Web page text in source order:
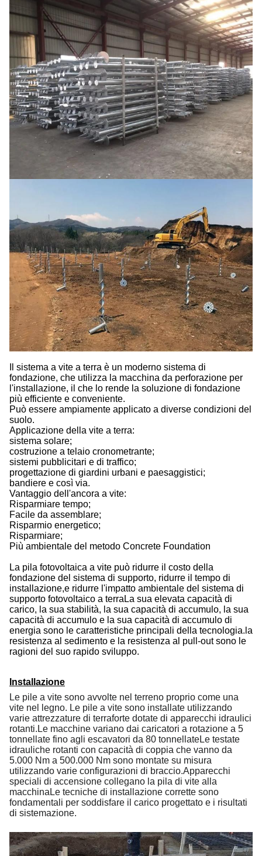
Il sistema a vite a terra è un moderno sistema di
fondazione, che utilizza la macchina da perforazione per
l'installazione, il che lo rende la soluzione di fondazione
più efficiente e conveniente.
Può essere ampiamente applicato a diverse condizioni del
suolo.
Applicazione della vite a terra:
sistema solare;
costruzione a telaio cronometrante;
sistemi pubblicitari e di traffico;
progettazione di giardini urbani e paesaggistici;
bandiere e così via.
Vantaggio dell'ancora a vite:
Risparmiare tempo;
Facile da assemblare;
Risparmio energetico;
Risparmiare;
Più ambientale del metodo Concrete Foundation
La pila fotovoltaica a vite può ridurre il costo della
fondazione del sistema di supporto, ridurre il tempo di
installazione,e ridurre l'impatto ambientale del sistema di
supporto fotovoltaico a terraLa sua elevata capacità di
carico, la sua stabilità, la sua capacità di accumulo, la sua
capacità di accumulo e la sua capacità di accumulo di
energia sono le caratteristiche principali della tecnologia.la
resistenza al sedimento e la resistenza al pull-out sono le
ragioni del suo rapido sviluppo.
Installazione
Le pile a vite sono avvolte nel terreno proprio come una
vite nel legno. Le pile a vite sono installate utilizzando
varie attrezzature di terraforte dotate di apparecchi idraulici
rotanti.Le macchine variano dai caricatori a rotazione a 5
tonnellate fino agli escavatori da 80 tonnellateLe testate
idrauliche rotanti con capacità di coppia che vanno da
5.000 Nm a 500.000 Nm sono montate su misura
utilizzando varie configurazioni di braccio.Apparecchi
speciali di accensione collegano la pila di vite alla
macchinaLe tecniche di installazione corrette sono
fondamentali per soddisfare il carico progettato e i risultati
di sistemazione.